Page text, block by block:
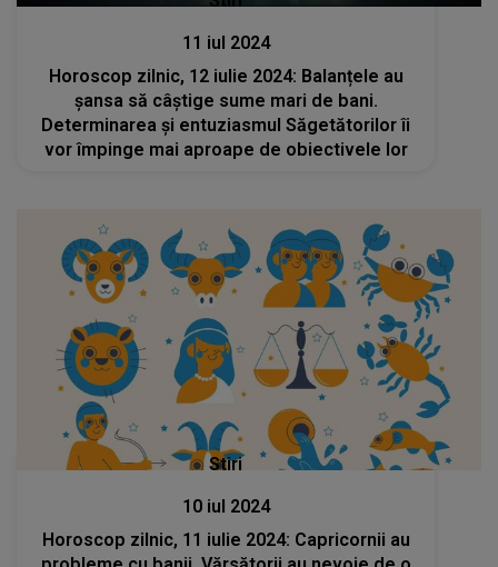
11 iul 2024
Horoscop zilnic, 12 iulie 2024: Balanțele au
șansa să câștige sume mari de bani.
Determinarea și entuziasmul Săgetătorilor îi
vor împinge mai aproape de obiectivele lor
Stiri
10 iul 2024
Horoscop zilnic, 11 iulie 2024: Capricornii au